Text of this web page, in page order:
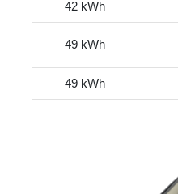
42 kWh
49 kWh
49 kWh